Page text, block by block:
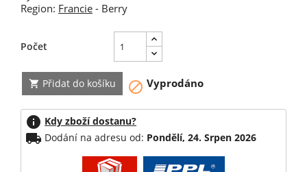
Region: Francie - Berry
Počet
 Přidat do košíku  Vyprodáno
info Kdy zboží dostanu?
local_shipping Dodání na adresu od: Pondělí, 24. Srpen 2026